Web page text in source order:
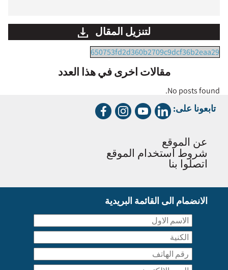
لتنزيل المقال
650753fd2d360b2709c9dcf36b2eaa29
مقالات اخرى في هذا العدد
No posts found.
تابعونا على:
عن الموقع
شروط استخدام الموقع
اتصلوا بنا
الانضمام الى القائمة البريدية